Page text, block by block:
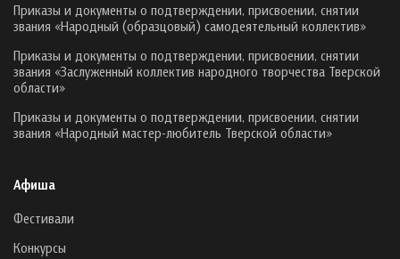
Приказы и документы о подтверждении, присвоении, снятии
звания «Народный (образцовый) самодеятельный коллектив»
Приказы и документы о подтверждении, присвоении, снятии
звания «Заслуженный коллектив народного творчества Тверской
области»
Приказы и документы о подтверждении, присвоении, снятии
звания «Народный мастер-любитель Тверской области»
Афиша
Фестивали
Конкурсы